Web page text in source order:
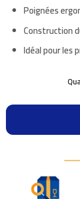
Poignées
Construction
Idéal pour les